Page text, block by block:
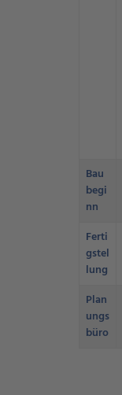
Bau
begi
nn
Ferti
gstel
lung
Plan
ungs
büro